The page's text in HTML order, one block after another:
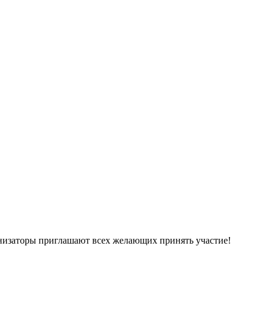
приглашают всех желающих принять участие!